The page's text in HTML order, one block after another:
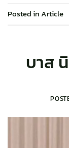
Posted inArticle
บาส